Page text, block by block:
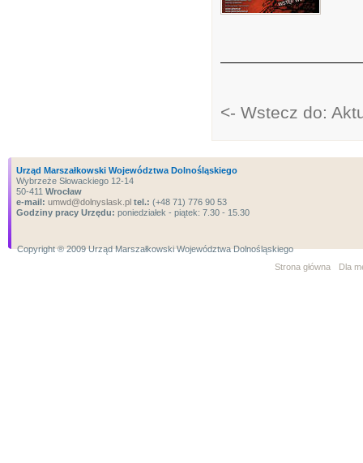
<- Wstecz do:
Urząd Marszałkowski Województwa Dolnośląskiego
Wybrzeże Słowackiego 12-14
50-411 Wrocław
e-mail: umwd@dolnyslask.pl tel.: (+48 71) 776 90 53
Godziny pracy Urzędu: poniedziałek - piątek: 7.30 - 15.30
Copyright ® 2009 Urząd Marszałkowski Województwa Dolnośląskiego
Strona główna
Dla